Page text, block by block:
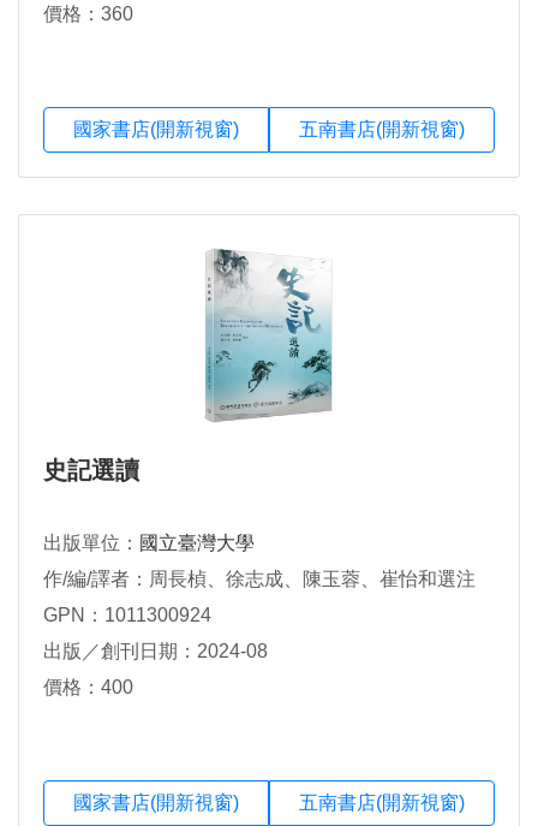
價格：360
國家書店(開新視窗) 五南書店(開新視窗)
史記選讀
出版單位： 國立臺灣大學
作/編/譯者：周長楨、徐志成、陳玉蓉、崔怡和選注
GPN：1011300924
出版／創刊日期：2024-08
價格：400
國家書店(開新視窗) 五南書店(開新視窗)